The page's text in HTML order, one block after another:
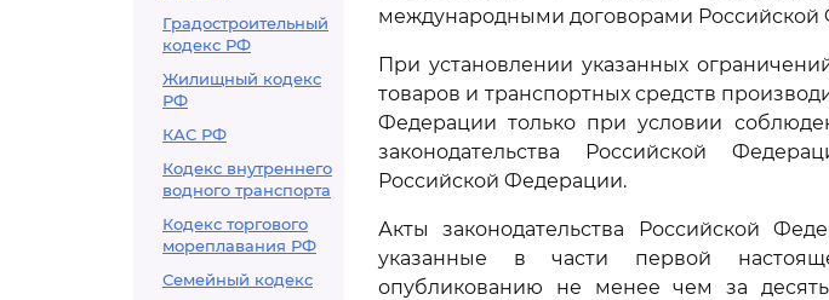
Градостроительный
кодекс РФ
Жилищный кодекс
РФ
КАС РФ
Кодекс внутреннего
водного транспорта
Кодекс торгового
мореплавания РФ
Семейный кодекс
международными договорами Российской
При установлении указанных
товаров и транспортных средств
Федерации только при условии
законодательства Российской
Российской Федерации.
Акты законодательства Российской
указанные в части первой
опубликованию не менее чем за